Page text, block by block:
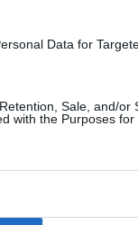
Data for
Sale, and/or
with the Purposes for